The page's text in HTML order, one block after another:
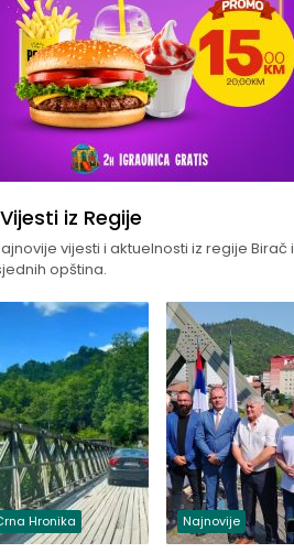
Vijesti iz Regije
vijesti i aktuelnosti iz regije Birač i
opština.
Hronika Najnovije